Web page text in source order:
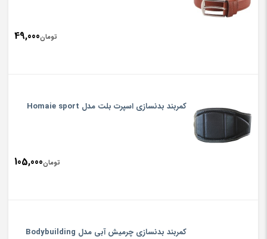
تومان49,000
کمربند بدنسازی اسپرت بلت مدل Homaie sport
تومان105,000
کمربند بدنسازی چرمیش آبی مدل Bodybuilding